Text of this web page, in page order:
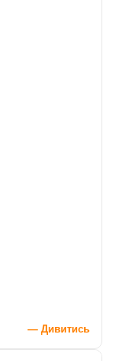
— Дивитись